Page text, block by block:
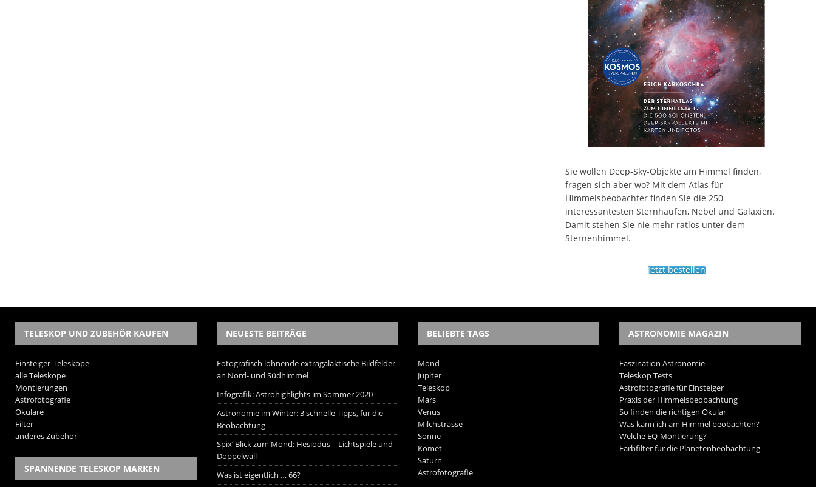
Sie wollen Deep-Sky-Objekte am Himmel finden,
fragen sich aber wo? Mit dem Atlas für
Himmelsbeobachter finden Sie die 250
interessantesten Sternhaufen, Nebel und Galaxien.
Damit stehen Sie nie mehr ratlos unter dem
Sternenhimmel.
Jetzt bestellen
TELESKOP UND ZUBEHÖR KAUFEN
Einsteiger-Teleskope
alle Teleskope
Montierungen
Astrofotografie
Okulare
Filter
anderes Zubehör
SPANNENDE TELESKOP MARKEN
NEUESTE BEITRÄGE
Fotografisch lohnende extragalaktische Bildfelder
an Nord- und Südhimmel
Infografik: Astrohighlights im Sommer 2020
Astronomie im Winter: 3 schnelle Tipps, für die
Beobachtung
Spix‘ Blick zum Mond: Hesiodus – Lichtspiele und
Doppelwall
Was ist eigentlich … 66?
BELIEBTE TAGS
Mond
Jupiter
Teleskop
Mars
Venus
Milchstrasse
Sonne
Komet
Saturn
Astrofotografie
ASTRONOMIE MAGAZIN
Faszination Astronomie
Teleskop Tests
Astrofotografie für Einsteiger
Praxis der Himmelsbeobachtung
So finden die richtigen Okular
Was kann ich am Himmel beobachten?
Welche EQ-Montierung?
Farbfilter für die Planetenbeobachtung